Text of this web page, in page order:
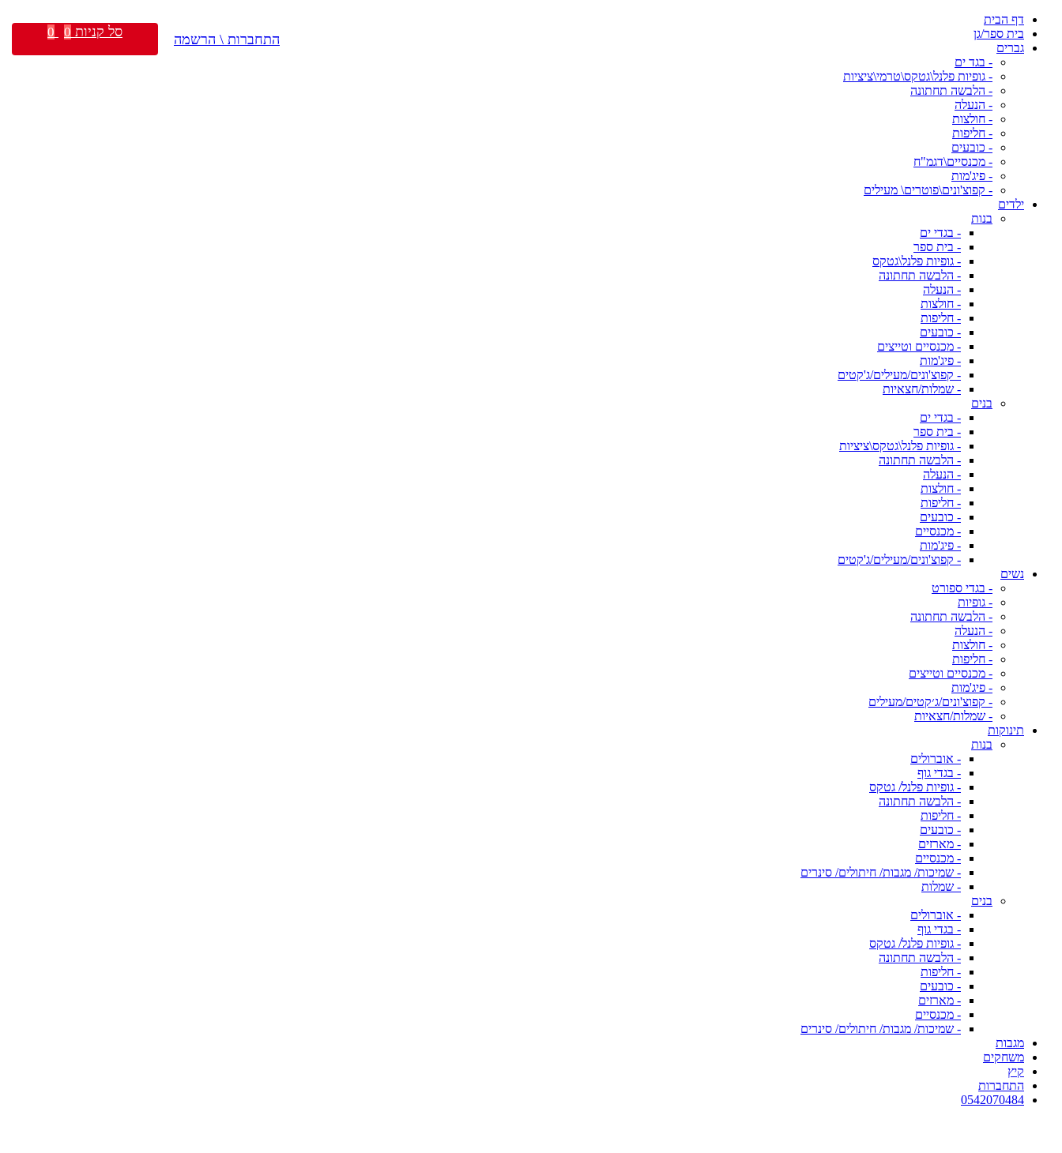
דף הבית
בית ספר/גן
גברים
- בגד ים
- גופיות פלנל\גטקס\טרמי\ציציות
- הלבשה תחתונה
- הנעלה
- חולצות
- חליפות
- כובעים
- מכנסיים\דגמ"ח
- פיג'מות
- קפוצ'ונים\פוטרים\ מעילים
ילדים
בנות
- בגדי ים
- בית ספר
- גופיות פלנל\גטקס
- הלבשה תחתונה
- הנעלה
- חולצות
- חליפות
- כובעים
- מכנסיים וטייצים
- פיג'מות
- קפוצ'ונים/מעילים/ג'קטים
- שמלות/חצאיות
בנים
- בגדי ים
- בית ספר
- גופיות פלנל\גטקס\ציציות
- הלבשה תחתונה
- הנעלה
- חולצות
- חליפות
- כובעים
- מכנסיים
- פיג'מות
- קפוצ'ונים/מעילים/ג'קטים
נשים
- בגדי ספורט
- גופיות
- הלבשה תחתונה
- הנעלה
- חולצות
- חליפות
- מכנסיים וטייצים
- פיג'מות
- קפוצ'ונים/ג׳קטים/מעילים
- שמלות/חצאיות
תינוקות
בנות
- אוברולים
- בגדי גוף
- גופיות פלנל/ גטקס
- הלבשה תחתונה
- חליפות
- כובעים
- מארזים
- מכנסיים
- שמיכות/ מגבות/ חיתולים/ סינרים
- שמלות
בנים
- אוברולים
- בגדי גוף
- גופיות פלנל/ גטקס
- הלבשה תחתונה
- חליפות
- כובעים
- מארזים
- מכנסיים
- שמיכות/ מגבות/ חיתולים/ סינרים
מגבות
משחקים
קיץ
התחברות
0542070484
התחברות \ הרשמה סל קניות 0
0